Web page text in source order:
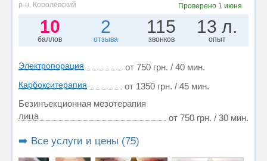
р-н. Королёвский Проверено 1 июня
10
баллов
2
отзыва
115
звонков
13 л.
опыт
Электропорация от 750 грн. / 40 мин.
Карбокситерапия
от 1350 грн. / 45 мин.
Безинъекционная мезотерапия
лица
от 750 грн. / 30 мин.
➡️ Все услуги и цены (75)